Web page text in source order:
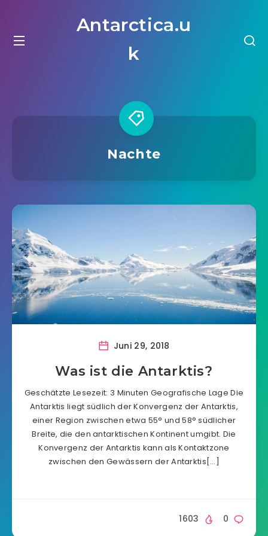
Antarctica.u
k
Nachte
Juni 29, 2018
Was ist die Antarktis?
Geschätzte Lesezeit: 3 Minuten Geografische Lage Die
Antarktis liegt südlich der Konvergenz der Antarktis,
einer Region zwischen etwa 55° und 58° südlicher
Breite, die den antarktischen Kontinent umgibt. Die
Konvergenz der Antarktis kann als Kontaktzone
zwischen den Gewässern der Antarktis[…]
0
1603